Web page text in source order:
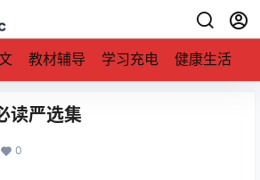
教材辅导 学习充电 健康生活
读严选集
0